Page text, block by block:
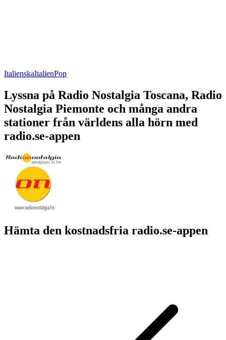
ItalienskaItalienPop
Lyssna på Radio Nostalgia Toscana, Radio
Nostalgia Piemonte och många andra
stationer från världens alla hörn med
radio.se-appen
Hämta den kostnadsfria radio.se-appen